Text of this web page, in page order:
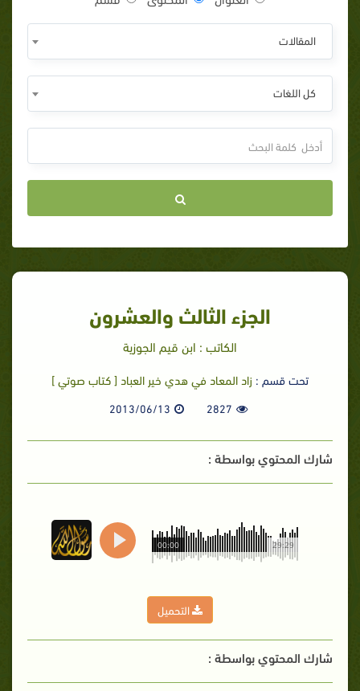
المقالات
كل اللغات
الجزء الثالث والعشرون
الكاتب : ابن قيم الجوزية
تحت قسم : زاد المعاد في هدي خير العباد [ كتاب صوتي ]
2827
2013/06/13
شارك المحتوي بواسطة :
29:29
00:00
التحميل
شارك المحتوي بواسطة :